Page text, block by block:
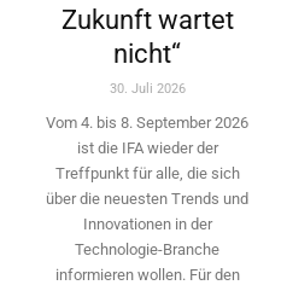
Zukunft wartet
nicht“
30. Juli 2026
Vom 4. bis 8. September 2026
ist die IFA wieder der
Treffpunkt für alle, die sich
über die neuesten Trends und
Innovationen in der
Technologie-­Branche
informieren wollen. Für den